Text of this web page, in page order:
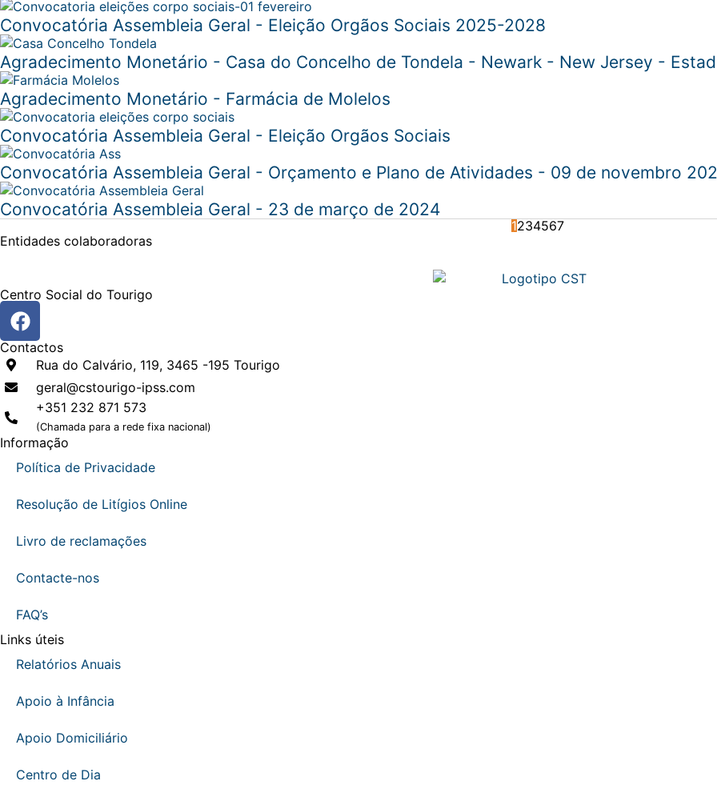
Convocatória Assembleia Geral - Eleição Orgãos Sociais 2025-2028
Agradecimento Monetário - Casa do Concelho de Tondela - Newark - New Jersey -
Agradecimento Monetário - Farmácia de Molelos
Convocatória Assembleia Geral - Eleição Orgãos Sociais
Convocatória Assembleia Geral - Orçamento e Plano de Atividades - 09 de novembro
Convocatória Assembleia Geral - 23 de março de 2024
1234567
Entidades colaboradoras
Centro Social do Tourigo
Contactos
Rua do Calvário, 119, 3465 -195 Tourigo
geral@cstourigo-ipss.com
+351 232 871 573
(Chamada para a rede fixa nacional)
Informação
Política de Privacidade
Resolução de Litígios Online
Livro de reclamações
Contacte-nos
FAQ’s
Links úteis
Relatórios Anuais
Apoio à Infância
Apoio Domiciliário
Centro de Dia